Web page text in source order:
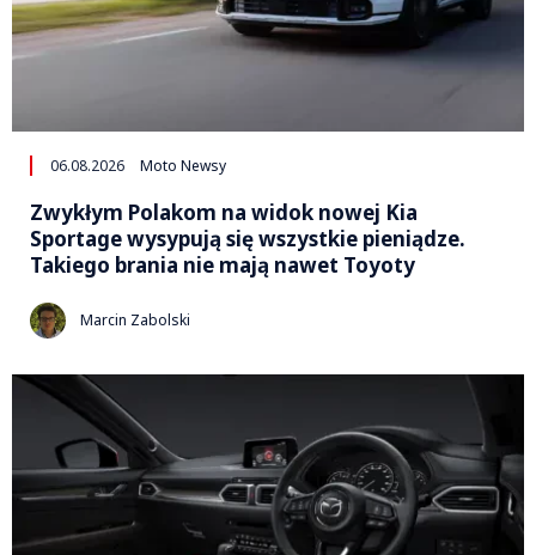
06.08.2026 Moto Newsy
Zwykłym Polakom na widok nowej Kia
Sportage wysypują się wszystkie pieniądze.
Takiego brania nie mają nawet Toyoty
Marcin Zabolski